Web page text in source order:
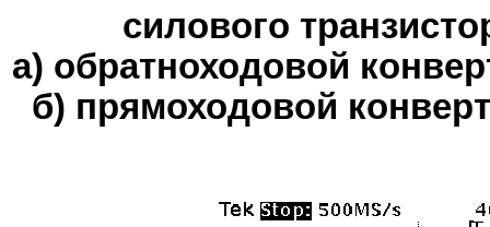
силового
а) обратноходовой
б) прямоходовой